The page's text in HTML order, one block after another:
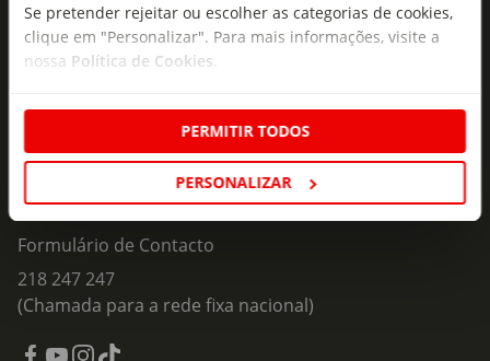
Se pretender rejeitar ou escolher as categorias de cookies,
clique em "Personalizar". Para mais informações, visite a
nossa Política de Cookies
PERMITIR TODOS
PERSONALIZAR
Insira o seu e-
mail
Subscrever
Fale Connosco
Formulário de Contacto
218 247 247
(Chamada para a rede fixa nacional)